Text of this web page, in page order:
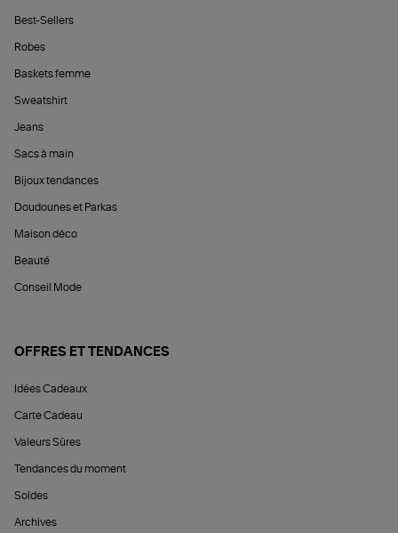
Best-Sellers
Robes
Baskets femme
Sweatshirt
Jeans
Sacs à main
Bijoux tendances
Doudounes et Parkas
Maison déco
Beauté
Conseil Mode
OFFRES ET TENDANCES
Idées Cadeaux
Carte Cadeau
Valeurs Sûres
Tendances du moment
Soldes
Archives